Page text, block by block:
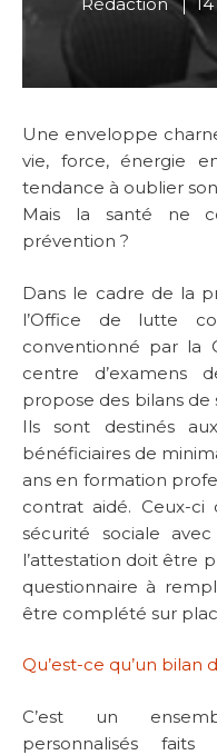
Rédaction
Une enveloppe
vie, force, énergie
tendance à oublier
Mais la santé ne
prévention ?
Dans le cadre de la
l’Office de lutte
conventionné par la
centre d’examens
propose des bilans de
Ils sont destinés
bénéficiaires de
ans en formation
contrat aidé. Ceux-
sécurité sociale
l’attestation doit être
questionnaire à
être complété sur
Qu’est-ce qu’un bilan
C’est un
personnalisés